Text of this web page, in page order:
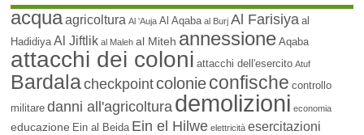
acquaagricoltura Al 'Auja Al Aqaba al Burj Al Farisiya al
Hadidiya Al Jiftlik al Maleh al Miteh annessione Aqaba
attacchi dei coloni attacchi dell'esercito Atuf
Bardalacheckpointcolonieconfische controllo
militare danni all'agricoltura demolizioni economia
educazione Ein al Beida Ein el Hilwe elettricità esercitazioni